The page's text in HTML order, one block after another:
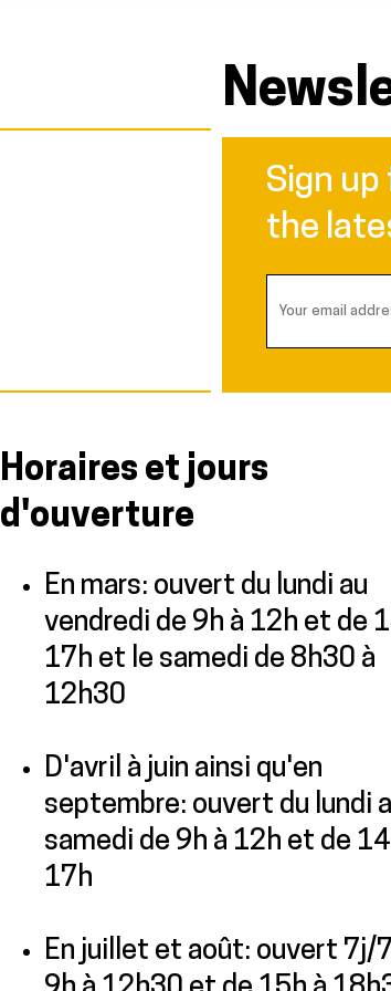
Sign
the
Horaires et jours
d'ouverture
En mars: ouvert du lundi au
vendredi de 9h à 12h et de
17h et le samedi de 8h30 à
12h30
D'avril à juin ainsi qu'en
septembre: ouvert du lundi
samedi de 9h à 12h et de
17h
En juillet et août: ouvert 7j/